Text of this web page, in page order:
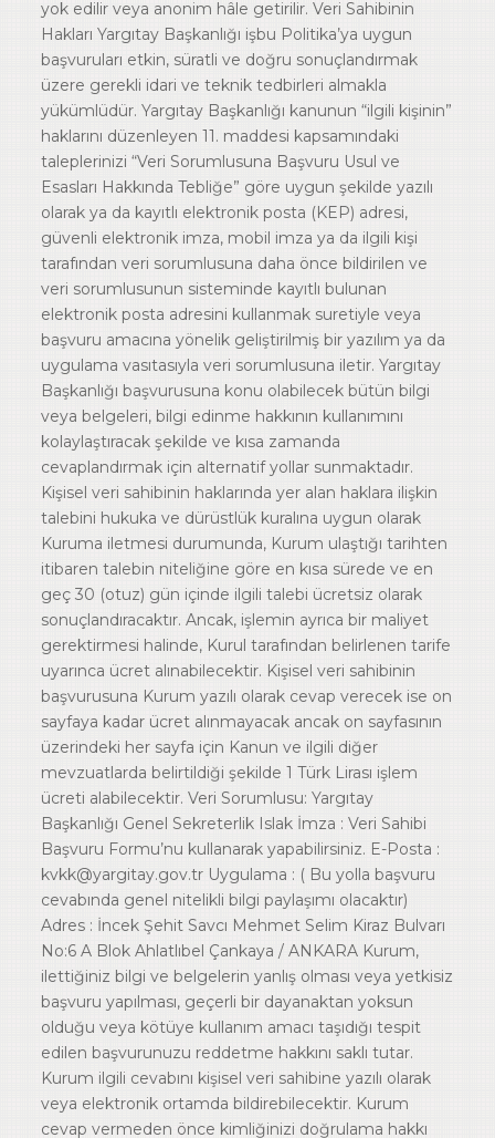
yok edilir veya anonim hâle getirilir. Veri Sahibinin
Hakları Yargıtay Başkanlığı işbu Politika’ya uygun
başvuruları etkin, süratli ve doğru sonuçlandırmak
üzere gerekli idari ve teknik tedbirleri almakla
yükümlüdür. Yargıtay Başkanlığı kanunun “ilgili kişinin”
haklarını düzenleyen 11. maddesi kapsamındaki
taleplerinizi “Veri Sorumlusuna Başvuru Usul ve
Esasları Hakkında Tebliğe” göre uygun şekilde yazılı
olarak ya da kayıtlı elektronik posta (KEP) adresi,
güvenli elektronik imza, mobil imza ya da ilgili kişi
tarafından veri sorumlusuna daha önce bildirilen ve
veri sorumlusunun sisteminde kayıtlı bulunan
elektronik posta adresini kullanmak suretiyle veya
başvuru amacına yönelik geliştirilmiş bir yazılım ya da
uygulama vasıtasıyla veri sorumlusuna iletir. Yargıtay
Başkanlığı başvurusuna konu olabilecek bütün bilgi
veya belgeleri, bilgi edinme hakkının kullanımını
kolaylaştıracak şekilde ve kısa zamanda
cevaplandırmak için alternatif yollar sunmaktadır.
Kişisel veri sahibinin haklarında yer alan haklara ilişkin
talebini hukuka ve dürüstlük kuralına uygun olarak
Kuruma iletmesi durumunda, Kurum ulaştığı tarihten
itibaren talebin niteliğine göre en kısa sürede ve en
geç 30 (otuz) gün içinde ilgili talebi ücretsiz olarak
sonuçlandıracaktır. Ancak, işlemin ayrıca bir maliyet
gerektirmesi halinde, Kurul tarafından belirlenen tarife
uyarınca ücret alınabilecektir. Kişisel veri sahibinin
başvurusuna Kurum yazılı olarak cevap verecek ise on
sayfaya kadar ücret alınmayacak ancak on sayfasının
üzerindeki her sayfa için Kanun ve ilgili diğer
mevzuatlarda belirtildiği şekilde 1 Türk Lirası işlem
ücreti alabilecektir. Veri Sorumlusu: Yargıtay
Başkanlığı Genel Sekreterlik Islak İmza : Veri Sahibi
Başvuru Formu’nu kullanarak yapabilirsiniz. E-Posta :
kvkk@yargitay.gov.tr Uygulama : ( Bu yolla başvuru
cevabında genel nitelikli bilgi paylaşımı olacaktır)
Adres : İncek Şehit Savcı Mehmet Selim Kiraz Bulvarı
No:6 A Blok Ahlatlıbel Çankaya / ANKARA Kurum,
ilettiğiniz bilgi ve belgelerin yanlış olması veya yetkisiz
başvuru yapılması, geçerli bir dayanaktan yoksun
olduğu veya kötüye kullanım amacı taşıdığı tespit
edilen başvurunuzu reddetme hakkını saklı tutar.
Kurum ilgili cevabını kişisel veri sahibine yazılı olarak
veya elektronik ortamda bildirebilecektir. Kurum
cevap vermeden önce kimliğinizi doğrulama hakkı